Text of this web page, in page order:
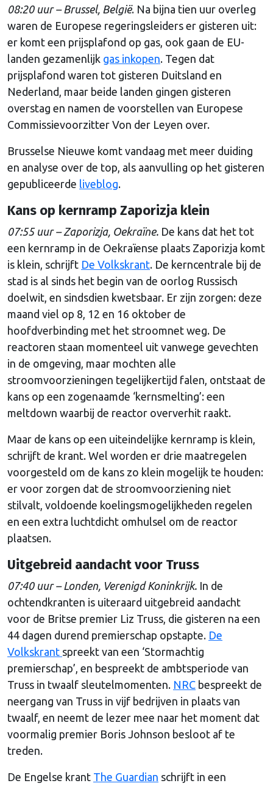
08:20 uur – Brussel, België. Na bijna tien uur overleg
waren de Europese regeringsleiders er gisteren uit:
er komt een prijsplafond op gas, ook gaan de EU-
landen gezamenlijk gas inkopen. Tegen dat
prijsplafond waren tot gisteren Duitsland en
Nederland, maar beide landen gingen gisteren
overstag en namen de voorstellen van Europese
Commissievoorzitter Von der Leyen over.
Brusselse Nieuwe komt vandaag met meer duiding
en analyse over de top, als aanvulling op het gisteren
gepubliceerde liveblog.
Kans op kernramp Zaporizja klein
07:55 uur – Zaporizja, Oekraïne. De kans dat het tot
een kernramp in de Oekraïense plaats Zaporizja komt
is klein, schrijft De Volkskrant. De kerncentrale bij de
stad is al sinds het begin van de oorlog Russisch
doelwit, en sindsdien kwetsbaar. Er zijn zorgen: deze
maand viel op 8, 12 en 16 oktober de
hoofdverbinding met het stroomnet weg. De
reactoren staan momenteel uit vanwege gevechten
in de omgeving, maar mochten alle
stroomvoorzieningen tegelijkertijd falen, ontstaat de
kans op een zogenaamde ‘kernsmelting’: een
meltdown waarbij de reactor oververhit raakt.
Maar de kans op een uiteindelijke kernramp is klein,
schrijft de krant. Wel worden er drie maatregelen
voorgesteld om de kans zo klein mogelijk te houden:
er voor zorgen dat de stroomvoorziening niet
stilvalt, voldoende koelingsmogelijkheden regelen
en een extra luchtdicht omhulsel om de reactor
plaatsen.
Uitgebreid aandacht voor Truss
07:40 uur – Londen, Verenigd Koninkrijk. In de
ochtendkranten is uiteraard uitgebreid aandacht
voor de Britse premier Liz Truss, die gisteren na een
44 dagen durend premierschap opstapte. De
Volkskrant spreekt van een ‘Stormachtig
premierschap’, en bespreekt de ambtsperiode van
Truss in twaalf sleutelmomenten. NRC bespreekt de
neergang van Truss in vijf bedrijven in plaats van
twaalf, en neemt de lezer mee naar het moment dat
voormalig premier Boris Johnson besloot af te
treden.
De Engelse krant The Guardian schrijft in een